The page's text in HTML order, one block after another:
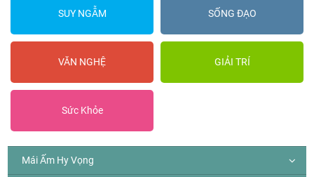
SUY NGẪM SỐNG ĐẠO
VĂN NGHỆ GIẢI TRÍ
Sức Khỏe
Mái Ấm Hy Vọng